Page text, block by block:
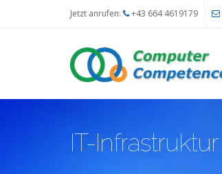
Direkt zum InhaltJetzt anrufen: +43 664 4619179
IT-Infrastruktur